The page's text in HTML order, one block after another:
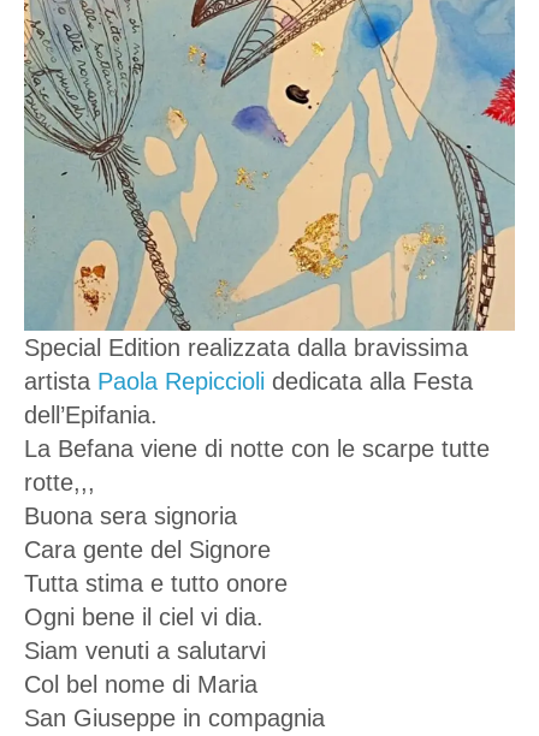
Special Edition realizzata dalla bravissima
artista Paola Repiccioli dedicata alla Festa
dell’Epifania.
La Befana viene di notte con le scarpe tutte
rotte,,,
Buona sera signoria
Cara gente del Signore
Tutta stima e tutto onore
Ogni bene il ciel vi dia.
Siam venuti a salutarvi
Col bel nome di Maria
San Giuseppe in compagnia